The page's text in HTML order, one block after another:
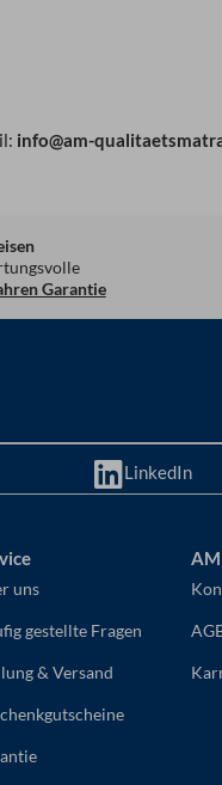
info@am-
Garantie
LinkedIn
uns
gestellte Fragen
& Versand